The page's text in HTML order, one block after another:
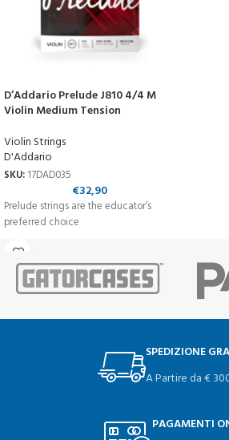
D’Addario Prelude J810 4/4 M
Violin Medium Tension
Violin Strings
D'Addario
SKU: 17DAD035
€32,90
Prelude strings are the educator’s
preferred choice
SPEDIZIONE
A Partire da €
PAGAMENTI